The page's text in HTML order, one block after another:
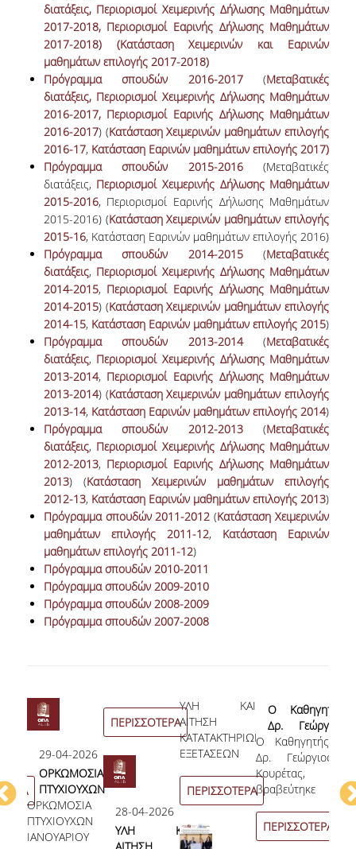
διατάξεις, Περιορισμοί Χειμερινής Δήλωσης Μαθημάτων
2017-2018, Περιορισμοί Εαρινής Δήλωσης Μαθημάτων
2017-2018)
(Κατάσταση Χειμερινών και Εαρινών
μαθημάτων επιλογής 2017-2018)
Πρόγραμμα σπουδών 2016-2017(Μεταβατικές
διατάξεις, Περιορισμοί Χειμερινής Δήλωσης Μαθημάτων
2016-2017, Περιορισμοί Εαρινής Δήλωσης Μαθημάτων
2016-2017) (Κατάσταση Χειμερινών μαθημάτων επιλογής
2016-17, Κατάσταση Εαρινών μαθημάτων επιλογής 2017)
Πρόγραμμα σπουδών 2015-2016(Μεταβατικές
διατάξεις, Περιορισμοί Χειμερινής Δήλωσης Μαθημάτων
2015-2016, Περιορισμοί Εαρινής Δήλωσης Μαθημάτων
2015-2016) (Κατάσταση Χειμερινών μαθημάτων επιλογής
2015-16, Κατάσταση Εαρινών μαθημάτων επιλογής 2016)
Πρόγραμμα σπουδών 2014-2015(Μεταβατικές
διατάξεις, Περιορισμοί Χειμερινής Δήλωσης Μαθημάτων
2014-2015, Περιορισμοί Εαρινής Δήλωσης Μαθημάτων
2014-2015) (Κατάσταση Χειμερινών μαθημάτων επιλογής
2014-15, Κατάσταση Εαρινών μαθημάτων επιλογής 2015)
Πρόγραμμα σπουδών 2013-2014(Μεταβατικές
διατάξεις, Περιορισμοί Χειμερινής Δήλωσης Μαθημάτων
2013-2014, Περιορισμοί Εαρινής Δήλωσης Μαθημάτων
2013-2014) (Κατάσταση Χειμερινών μαθημάτων επιλογής
2013-14, Κατάσταση Εαρινών μαθημάτων επιλογής 2014)
Πρόγραμμα σπουδών 2012-2013(Μεταβατικές
διατάξεις, Περιορισμοί Χειμερινής Δήλωσης Μαθημάτων
2012-2013, Περιορισμοί Εαρινής Δήλωσης Μαθημάτων
2013) (Κατάσταση Χειμερινών μαθημάτων επιλογής
2012-13, Κατάσταση Εαρινών μαθημάτων επιλογής 2013)
Πρόγραμμα σπουδών 2011-2012 (Κατάσταση Χειμερινών
μαθημάτων επιλογής 2011-12, Κατάσταση Εαρινών
μαθημάτων επιλογής 2011-12)
Πρόγραμμα σπουδών 2010-2011
Πρόγραμμα σπουδών 2009-2010
Πρόγραμμα σπουδών 2008-2009
Πρόγραμμα σπουδών 2007-2008
29-04-2026
ΟΡΚΩΜΟΣΙΑ
ΠΤΥΧΙΟΥΧΩΝ
ΙΑΝΟΥΑΡΙΟΥ
2026
ΟΡΚΩΜΟΣΙΑ
ΠΤΥΧΙΟΥΧΩΝ
ΙΑΝΟΥΑΡΙΟΥ
ΠΕΡΙΣΣΟΤΕΡΑ
28-04-2026
ΥΛΗ ΚΑΙ
ΥΛΗ ΚΑΙ
ΑΙΤΗΣΗ
ΚΑΤΑΤΑΚΤΗΡΙΩΝ
ΕΞΕΤΑΣΕΩΝ
ΠΕΡΙΣΣΟΤΕΡΑ
Ο Καθηγητής
Δρ. Γεώργιος
Κουρέτας,
βραβεύτηκε
από την
Ελληνική
Αναλυτών CFA
Ο Καθηγητής
Δρ. Γεώργιος
Κουρέτας,
βραβεύτηκε
από την
Ελληνική
Ένωση
ΠΕΡΙΣΣΟΤΕΡΑ